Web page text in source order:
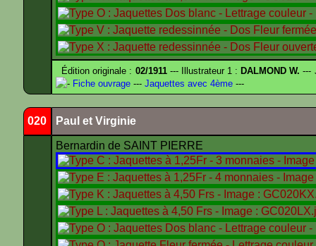
Édition originale : 02/1911--- Illustrateur 1 : DALMOND W. ---
- Fiche ouvrage --- Jaquettes avec 4ème ---
020 Paul et Virginie
Bernardin de SAINT PIERRE